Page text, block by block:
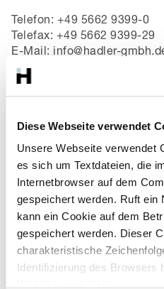
Diese Webseite verwendet
Unsere Webseite verwendet
es sich um Textdateien, die
Internetbrowser auf dem
gespeichert werden. Ruft ein
kann ein Cookie auf dem
gespeichert werden. Dieser
charakteristische
Identifizierung des Browsers
Telefon: +49 5662 9399-0
Telefax: +49 5662 9399-29
E-Mail: info@hadler-
Kontakt /